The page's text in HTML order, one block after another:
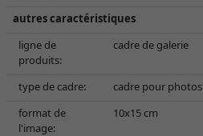
autres caractéristiques
ligne de
produits:
cadre de galerie
type de cadre:
cadre pour photos
format de
l'image:
10x15 cm